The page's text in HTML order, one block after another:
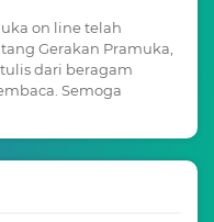
on line telah
Gerakan Pramuka,
dari beragam
Semoga